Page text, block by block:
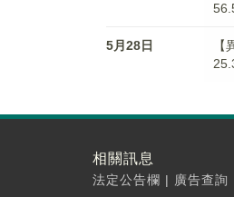
5月28日
相關訊息
法定公告欄 | 廣告查詢